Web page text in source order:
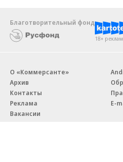
Благотворительный фонд
18+
О «Коммерсанте»
Архив
Контакты
Реклама
Вакансии
E-